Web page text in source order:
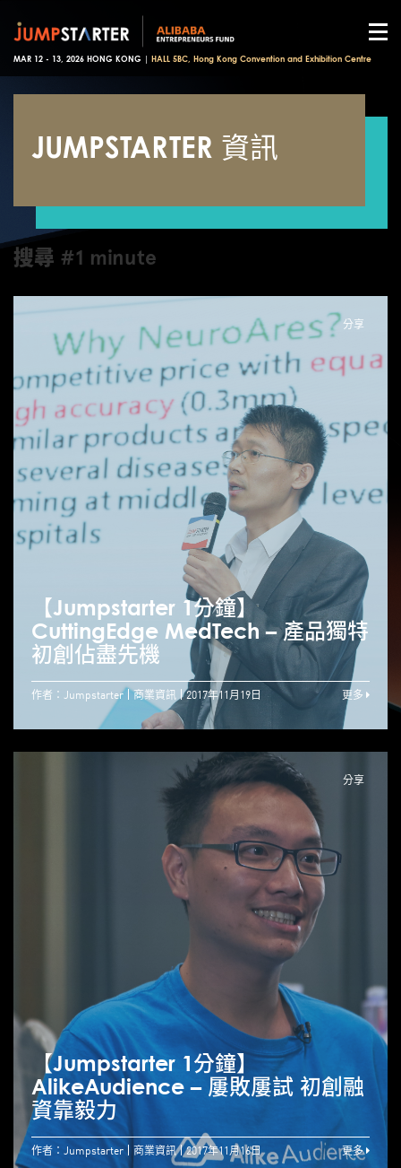
MAR 12 - 13, 2026 HONG KONG | HALL 5BC, Hong Kong Convention and Exhibition Centre
JUMPSTARTER 資訊
搜尋 #1 minute
分享
【Jumpstarter 1分鐘】
CuttingEdge MedTech – 產品獨特
初創佔盡先機
作者：Jumpstarter 商業資訊 2017年11月19日 更多
分享
【Jumpstarter 1分鐘】
AlikeAudience – 屢敗屢試 初創融
資靠毅力
作者：Jumpstarter 商業資訊 2017年11月16日 更多